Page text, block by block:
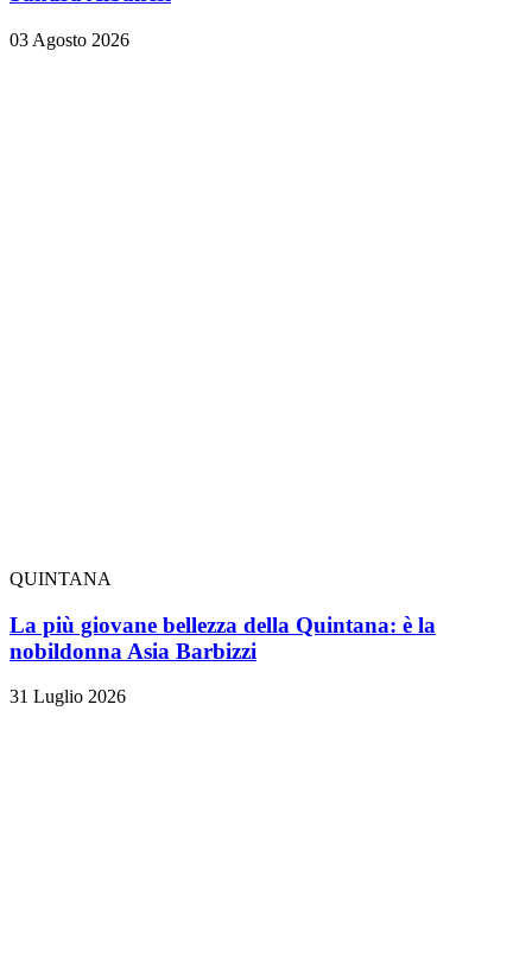
03 Agosto 2026
QUINTANA
La più giovane bellezza della Quintana: è la
nobildonna Asia Barbizzi
31 Luglio 2026